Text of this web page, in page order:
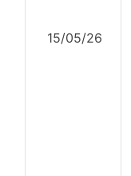
15/05/26